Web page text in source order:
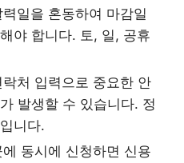
일을 혼동하여 마감일
야 합니다. 토, 일, 공휴
처 입력으로 중요한 안
발생할 수 있습니다. 정
니다.
에 동시에 신청하면 신용